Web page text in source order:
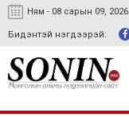
Ням - 08 сарын 09, 2026
Бидэнтэй нэгдээрэй: